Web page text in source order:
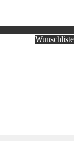
Wunschliste